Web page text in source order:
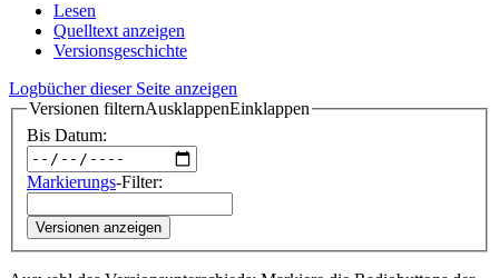
Lesen
Quelltext anzeigen
Versionsgeschichte
Logbücher dieser Seite anzeigen
Versionen filternAusklappenEinklappen
Bis Datum:
Markierungs-Filter:
Versionen anzeigen